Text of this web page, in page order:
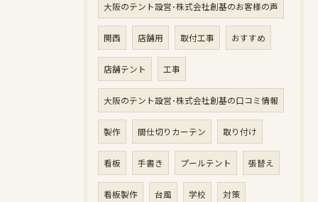
大阪のテント設営･株式会社創基のお客様の声
関西 店舗用 取付工事 おすすめ
店舗テント 工事
大阪のテント設営･株式会社創基の口コミ情報
製作 間仕切りカーテン 取り付け
看板 手書き プールテント 張替え
看板製作 台風 学校 対策